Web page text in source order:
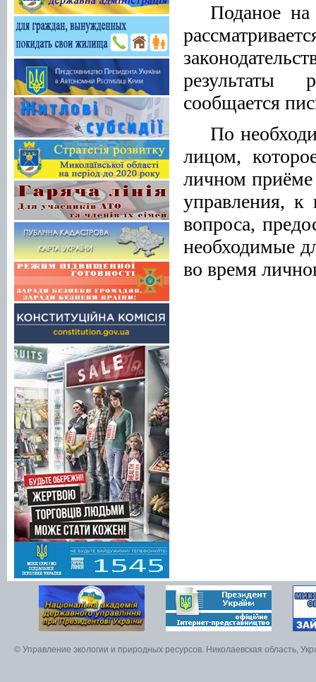
Поданое
результаты
сообщается
По
лицом,
личном
управления, к
вопроса,
необходимые
во время
© Управление экологии и природных ресурсов. Николаевская область,